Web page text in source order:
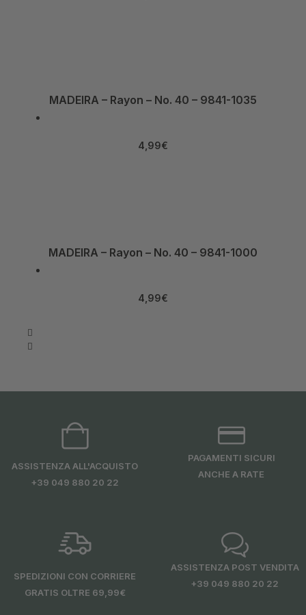
MADEIRA – Rayon – No. 40 – 9841-1035
4,99€
MADEIRA – Rayon – No. 40 – 9841-1000
4,99€
ASSISTENZA ALL'ACQUISTO
+39 049 880 20 22
PAGAMENTI SICURI
ANCHE A RATE
SPEDIZIONI CON CORRIERE
GRATIS OLTRE 69,99€
ASSISTENZA POST VENDITA
+39 049 880 20 22